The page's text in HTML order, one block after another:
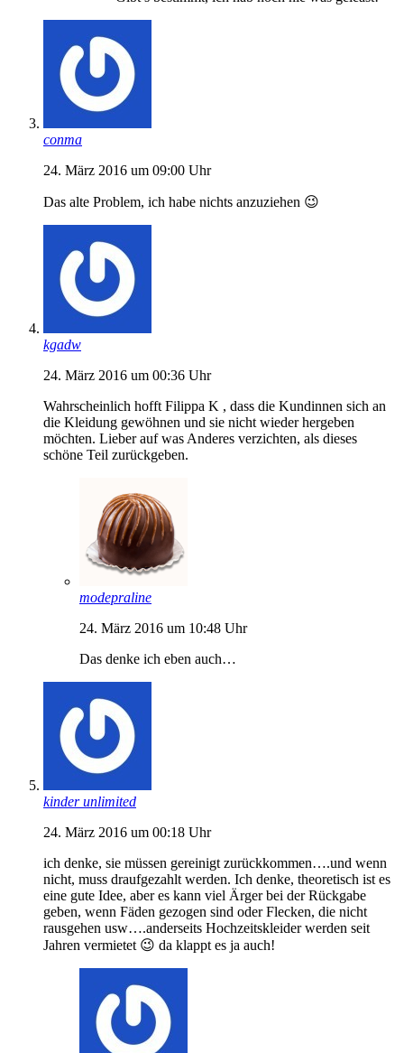
conma
24. März 2016 um 09:00 Uhr
Das alte Problem, ich habe nichts anzuziehen 😉
kgadw
24. März 2016 um 00:36 Uhr
Wahrscheinlich hofft Filippa K , dass die Kundinnen sich an
die Kleidung gewöhnen und sie nicht wieder hergeben
möchten. Lieber auf was Anderes verzichten, als dieses
schöne Teil zurückgeben.
modepraline
24. März 2016 um 10:48 Uhr
Das denke ich eben auch…
kinder unlimited
24. März 2016 um 00:18 Uhr
ich denke, sie müssen gereinigt zurückkommen….und wenn
nicht, muss draufgezahlt werden. Ich denke, theoretisch ist es
eine gute Idee, aber es kann viel Ärger bei der Rückgabe
geben, wenn Fäden gezogen sind oder Flecken, die nicht
rausgehen usw….anderseits Hochzeitskleider werden seit
Jahren vermietet 😉 da klappt es ja auch!